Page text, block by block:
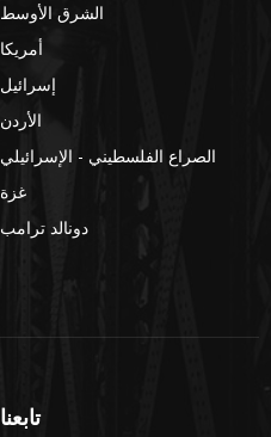
الشرق الأوسط
أمريكا
إسرائيل
الأردن
الصراع الفلسطيني - الإسرائيلي
غزة
دونالد ترامب
تابعنا